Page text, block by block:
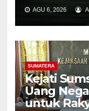
AGU 6, 2026
SUMATERA
Kejati
Uang
untuk